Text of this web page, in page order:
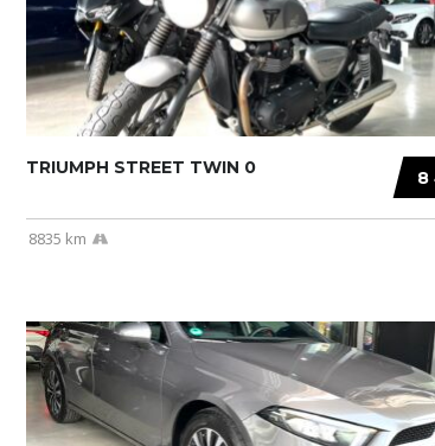
8
TRIUMPH STREET TWIN 0
8835 km